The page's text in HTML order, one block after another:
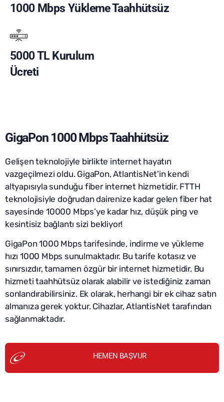
1000 Mbps YüklemeTaahhütsüz
5000 TL Kurulum
Ücreti
GigaPon 1000 Mbps Taahhütsüz
Gelişen teknolojiyle birlikte internet hayatın
vazgeçilmezi oldu. GigaPon, AtlantisNet’in kendi
altyapısıyla sunduğu fiber internet hizmetidir. FTTH
teknolojisiyle doğrudan dairenize kadar gelen fiber hat
sayesinde 10000 Mbps’ye kadar hız, düşük ping ve
kesintisiz bağlantı sizi bekliyor!
GigaPon 1000 Mbps tarifesinde, indirme ve yükleme
hızı 1000 Mbps sunulmaktadır. Bu tarife kotasız ve
sınırsızdır, tamamen özgür bir internet hizmetidir. Bu
hizmeti taahhütsüz olarak alabilir ve istediğiniz zaman
sonlandırabilirsiniz. Ek olarak, herhangi bir ek cihaz satın
almanıza gerek yoktur. Cihazlar, AtlantisNet tarafından
sağlanmaktadır.
HEMEN BAŞVUR